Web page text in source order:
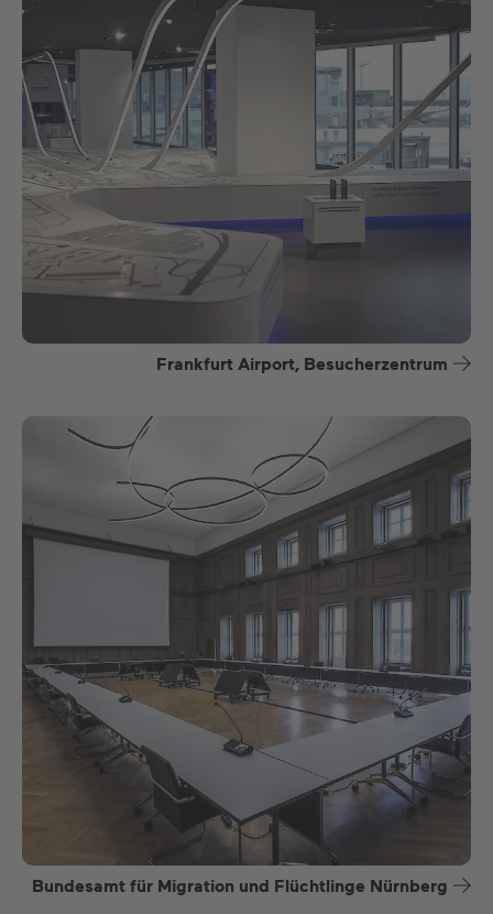
Frankfurt Airport, Besucherzentrum
Bundesamt für Migration und Flüchtlinge Nürnberg